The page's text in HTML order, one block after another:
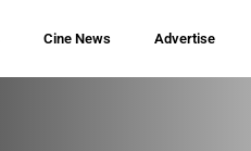
Cine News Advertise